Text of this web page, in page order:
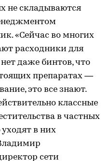
не складываются
«Сейчас во многих
расходники для
даже бинтов, что
препаратах —
это все знают.
классные
в частных
в них
сети